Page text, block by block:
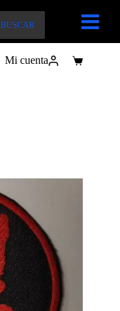
BUSCAR
Mi cuenta
Carro